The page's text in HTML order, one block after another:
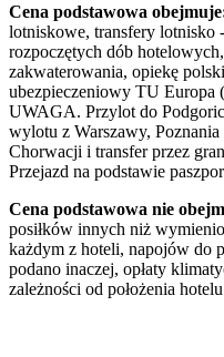
Cena podstawowa
lotniskowe, transfery lotnisko
rozpoczętych dób
zakwaterowania, opiekę
ubezpieczeniowy TU Europa
UWAGA. Przylot do
wylotu z Warszawy,
Chorwacji i transfer przez
Przejazd na podstawie
Cena podstawowa nie
posiłków innych niż
każdym z hoteli, napojów do
podano inaczej, opłaty
zależności od położenia